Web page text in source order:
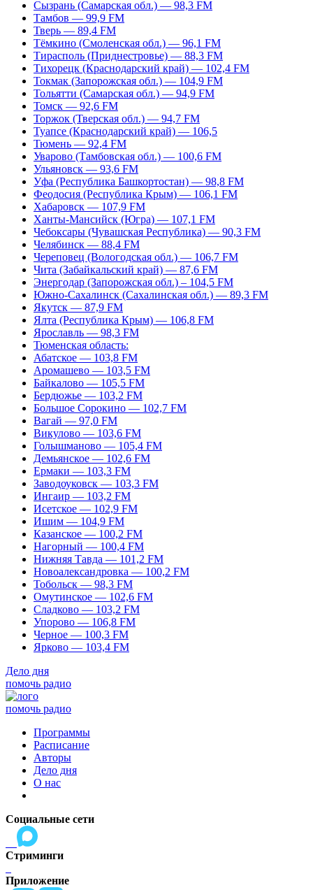
Сызрань (Самарская обл.) — 98,3 FM
Тамбов — 99,9 FM
Тверь — 89,4 FM
Тёмкино (Смоленская обл.) — 96,1 FM
Тирасполь (Приднестровье) — 88,3 FM
Тихорецк (Краснодарский край) — 102,4 FM
Токмак (Запорожская обл.) — 104,9 FM
Тольятти (Самарская обл.) — 94,9 FM
Томск — 92,6 FM
Торжок (Тверская обл.) — 94,7 FM
Туапсе (Краснодарский край) — 106,5
Тюмень — 92,4 FM
Уварово (Тамбовская обл.) — 100,6 FM
Ульяновск — 93,6 FM
Уфа (Республика Башкортостан) — 98,8 FM
Феодосия (Республика Крым) — 106,1 FM
Хабаровск — 107,9 FM
Ханты-Мансийск (Югра) — 107,1 FM
Чебоксары (Чувашская Республика) — 90,3 FM
Челябинск — 88,4 FM
Череповец (Вологодская обл.) — 106,7 FM
Чита (Забайкальский край) — 87,6 FM
Энергодар (Запорожская обл.) – 104,5 FM
Южно-Сахалинск (Сахалинская обл.) — 89,3 FM
Якутск — 87,9 FM
Ялта (Республика Крым) — 106,8 FM
Ярославль — 98,3 FM
Тюменская область:
Абатское — 103,8 FM
Аромашево — 103,5 FM
Байкалово — 105,5 FM
Бердюжье — 103,2 FM
Большое Сорокино — 102,7 FM
Вагай — 97,0 FM
Викулово — 103,6 FM
Голышманово — 105,4 FM
Демьянское — 102,6 FM
Ермаки — 103,3 FM
Заводоуковск — 103,3 FM
Ингаир — 103,2 FM
Исетское — 102,9 FM
Ишим — 104,9 FM
Казанское — 100,2 FM
Нагорный — 100,4 FM
Нижняя Тавда — 101,2 FM
Новоалександровка — 100,2 FM
Тобольск — 98,3 FM
Омутинское — 102,6 FM
Сладково — 103,2 FM
Упорово — 106,8 FM
Черное — 100,3 FM
Ярково — 103,4 FM
Дело дня
помочь радио
помочь радио
Программы
Расписание
Авторы
Дело дня
О нас
Социальные сети
Стриминги
Приложение